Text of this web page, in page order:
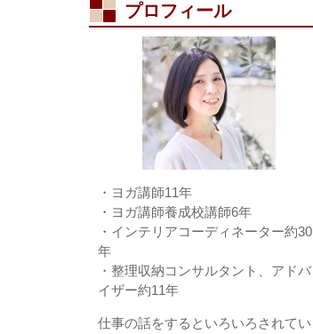
プロフィール
・ヨガ講師11年
・ヨガ講師養成校講師6年
・インテリアコーディネーター約30
年
・整理収納コンサルタント、アドバ
イザー約11年
仕事の話をするといろいろされてい